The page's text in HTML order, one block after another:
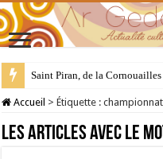
Saint Piran, de la
28 juillet : Saint Samson de
Accueil > Étiquette :championnat
Les articles avec le